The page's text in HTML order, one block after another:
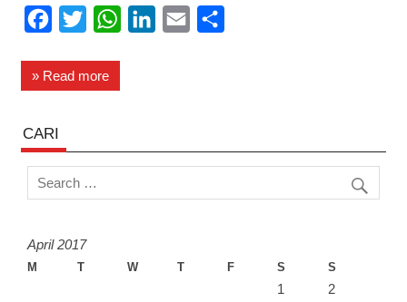
c
b
o
o
i
e
r
W
A
d
» Read more
CARI
April 2017
M T W T F S S
1
2